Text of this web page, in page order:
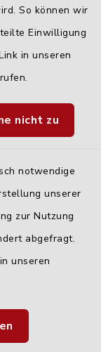
So können wir
Einwilligung
in unseren
nicht zu
notwendige
unserer
zur Nutzung
abgefragt.
unseren